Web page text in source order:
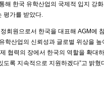
해 한국 유학산업의 국제적 입지 강
평가를 받았다.
회원으로서 한국을 대표해 AGM에
학산업의 신뢰성과 글로벌 위상을 높
협력의 장에서 한국의 역할을 확대
도록 지속적으로 지원하겠다”고 밝혔